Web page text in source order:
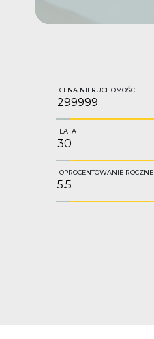
CENA NIERUCHOMOŚCI
LATA
OPROCENTOWANIE ROCZNE